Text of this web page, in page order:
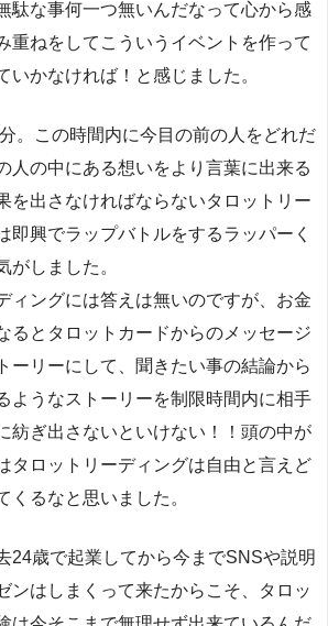
駄な事何一つ無いんだなって心から感
重ねをしてこういうイベントを作って
いかなければ！と感じました。
。この時間内に今目の前の人をどれだ
人の中にある想いをより言葉に出来る
を出さなければならないタロットリー
即興でラップバトルをするラッパーく
がしました。
ィングには答えは無いのですが、お金
るとタロットカードからのメッセージ
ーリーにして、聞きたい事の結論から
ようなストーリーを制限時間内に相手
紡ぎ出さないといけない！！頭の中が
タロットリーディングは自由と言えど
くるなと思いました。
24歳で起業してから今までSNSや説明
ンはしまくって来たからこそ、タロッ